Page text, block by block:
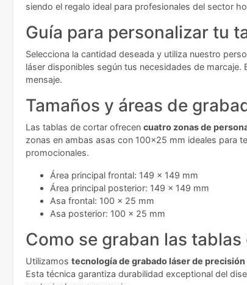
siendo el regalo ideal para profesionales del sector
Guía para personalizar tu
Selecciona la cantidad deseada y utiliza nuestro
láser disponibles según tus necesidades de
mensaje.
Tamaños y áreas de
Las tablas de cortar ofrecen cuatro zonas de
zonas en ambas asas con 100x25 mm ideales para
promocionales.
Área principal frontal: 149 x 149 mm
Área principal posterior: 149 x 149 mm
Asa frontal: 100 x 25 mm
Asa posterior: 100 x 25 mm
Como se graban las
Utilizamos tecnología de grabado láser de precisión
Esta técnica garantiza durabilidad exceptional del